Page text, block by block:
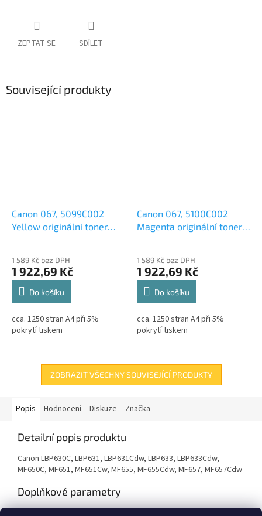
ZEPTAT SE SDÍLET
Související produkty
Canon 067, 5099C002
Yellow originální toner
1 589 Kč bez DPH
1 922,69 Kč
Do košíku
cca. 1250 stran A4 při 5%
pokrytí tiskem
Canon 067, 5100C002
Magenta originální toner
1 589 Kč bez DPH
1 922,69 Kč
Do košíku
cca. 1250 stran A4 při 5%
pokrytí tiskem
ZOBRAZIT VŠECHNY SOUVISEJÍCÍ PRODUKTY
Popis Hodnocení Diskuze Značka
Detailní popis produktu
Canon LBP630C, LBP631, LBP631Cdw, LBP633, LBP633Cdw,
MF650C, MF651, MF651Cw, MF655, MF655Cdw, MF657, MF657Cdw
Doplňkové parametry